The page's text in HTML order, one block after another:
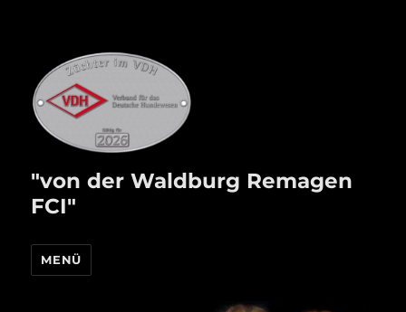
"von der Waldburg Remagen
FCI"
MENÜ